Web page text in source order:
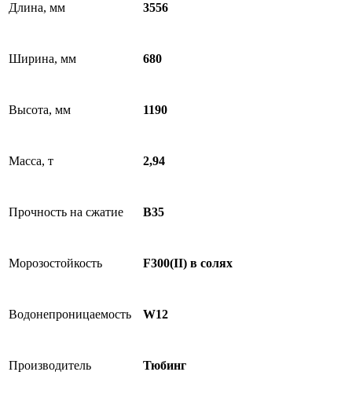
Длина, мм 3556
Ширина, мм 680
Высота, мм 1190
Масса, т 2,94
Прочность на сжатие B35
Морозостойкость F300(II) в солях
Водонепроницаемость W12
Производитель Тюбинг